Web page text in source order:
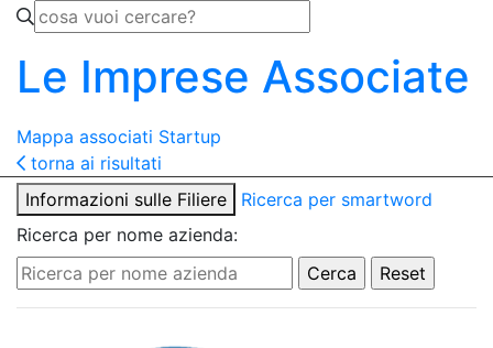
Le Imprese Associate
Mappa associati Startup
torna ai risultati
Informazioni sulle Filiere
Ricerca per smartword
Ricerca per nome azienda: